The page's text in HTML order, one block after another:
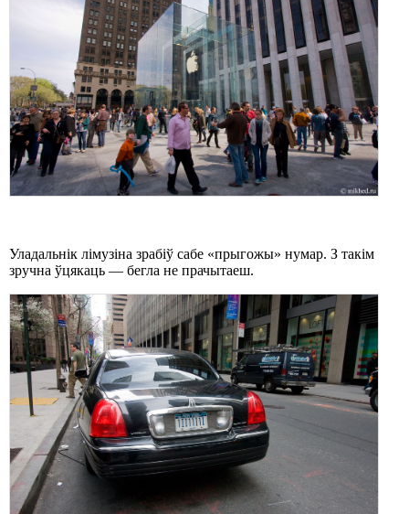
Уладальнік лімузіна зрабіў сабе «прыгожы» нумар. З такім
зручна ўцякаць — бегла не прачытаеш.